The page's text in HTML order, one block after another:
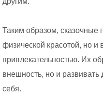
Таким образом, сказочные
физической красотой, но и
привлекательностью. Их
внешность, но и развивать
себя.